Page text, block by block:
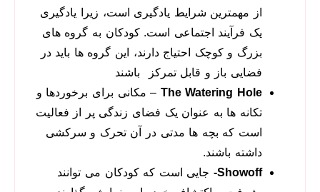
از مهمترین شرایط یادگیری است، زیرا یادگیری
یک فرآیند اجتماعی است. کودکان به گروه های
بزرگ و کوچک احتیاج دارند، این گروه ها باید در
فضایی باز و قابل تمرکز باشند
The Watering Hole – مکانی برای برخوردها و
تکانه ها به عنوان یک فضای زندگی پر از فعالیت
است که بچه ها مدتی در آن تحرک و سرکشی
داشته باشند.
Showoff-
جایی است که کودکان می توانند